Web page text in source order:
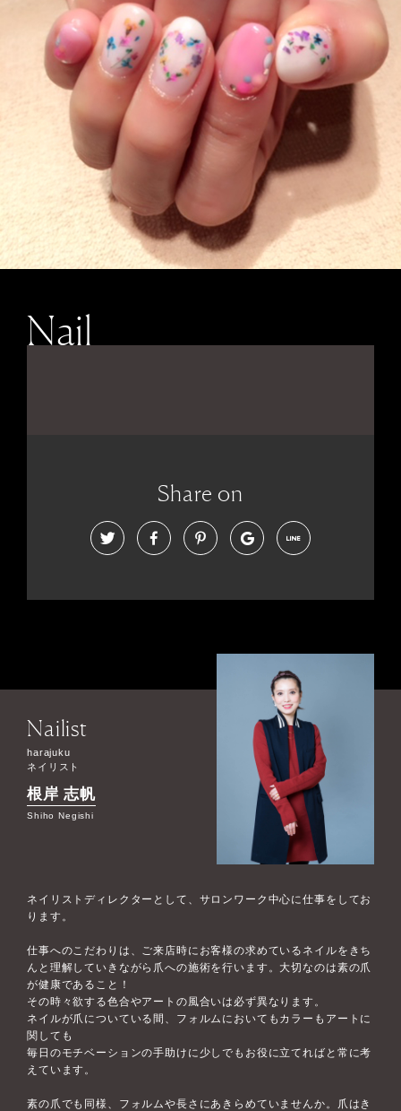
Nail
Share on
Nailist
harajuku
ネイリスト
根岸 志帆
Shiho Negishi
ネイリストディレクターとして、サロンワーク中心に仕事をしてお
ります。
仕事へのこだわりは、ご来店時にお客様の求めているネイルをきち
んと理解していきながら爪への施術を行います。大切なのは素の爪
が健康であること！
その時々欲する色合やアートの風合いは必ず異なります。
ネイルが爪についている間、フォルムにおいてもカラーもアートに
関しても
毎日のモチベーションの手助けに少しでもお役に立てればと常に考
えています。
素の爪でも同様、フォルムや長さにあきらめていませんか。爪はき